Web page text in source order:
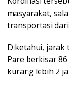
masyarakat,
transportasi dari
Diketahui, jarak
Pare berkisar
kurang lebih 2